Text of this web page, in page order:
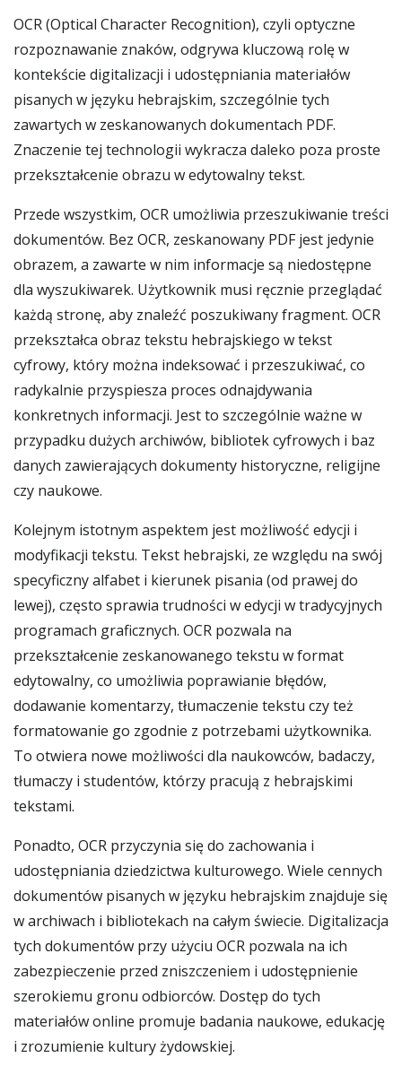
OCR (Optical Character Recognition), czyli optyczne
rozpoznawanie znaków, odgrywa kluczową rolę w
kontekście digitalizacji i udostępniania materiałów
pisanych w języku hebrajskim, szczególnie tych
zawartych w zeskanowanych dokumentach PDF.
Znaczenie tej technologii wykracza daleko poza proste
przekształcenie obrazu w edytowalny tekst.
Przede wszystkim, OCR umożliwia przeszukiwanie treści
dokumentów. Bez OCR, zeskanowany PDF jest jedynie
obrazem, a zawarte w nim informacje są niedostępne
dla wyszukiwarek. Użytkownik musi ręcznie przeglądać
każdą stronę, aby znaleźć poszukiwany fragment. OCR
przekształca obraz tekstu hebrajskiego w tekst
cyfrowy, który można indeksować i przeszukiwać, co
radykalnie przyspiesza proces odnajdywania
konkretnych informacji. Jest to szczególnie ważne w
przypadku dużych archiwów, bibliotek cyfrowych i baz
danych zawierających dokumenty historyczne, religijne
czy naukowe.
Kolejnym istotnym aspektem jest możliwość edycji i
modyfikacji tekstu. Tekst hebrajski, ze względu na swój
specyficzny alfabet i kierunek pisania (od prawej do
lewej), często sprawia trudności w edycji w tradycyjnych
programach graficznych. OCR pozwala na
przekształcenie zeskanowanego tekstu w format
edytowalny, co umożliwia poprawianie błędów,
dodawanie komentarzy, tłumaczenie tekstu czy też
formatowanie go zgodnie z potrzebami użytkownika.
To otwiera nowe możliwości dla naukowców, badaczy,
tłumaczy i studentów, którzy pracują z hebrajskimi
tekstami.
Ponadto, OCR przyczynia się do zachowania i
udostępniania dziedzictwa kulturowego. Wiele cennych
dokumentów pisanych w języku hebrajskim znajduje się
w archiwach i bibliotekach na całym świecie. Digitalizacja
tych dokumentów przy użyciu OCR pozwala na ich
zabezpieczenie przed zniszczeniem i udostępnienie
szerokiemu gronu odbiorców. Dostęp do tych
materiałów online promuje badania naukowe, edukację
i zrozumienie kultury żydowskiej.